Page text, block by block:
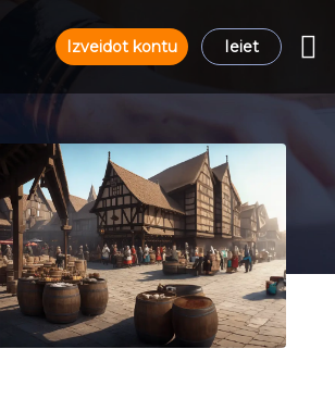
Izveidot kontu Ieiet